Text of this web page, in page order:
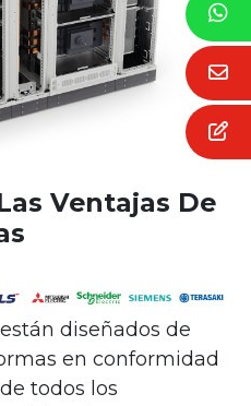
Ventajas De
diseñados de
en conformidad
todos los